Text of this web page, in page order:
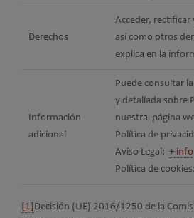
Derechos
Acceder,
así como otros
explica en la
Información
adicional
Puede consultar
y detallada sobre
nuestra página
Política de
Aviso Legal: + info
Política de cookies:
[1] Decisión (UE) 2016/1250 de la